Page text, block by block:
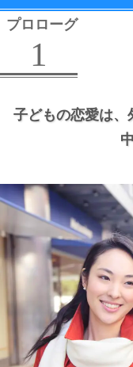
プロローグ
1
子どもの恋愛は、